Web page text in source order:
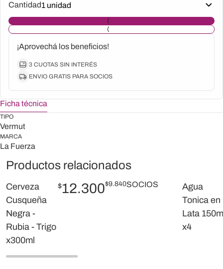
¡Aprovechá los beneficios!
3 CUOTAS SIN INTERÉS
ENVIO GRATIS PARA SOCIOS
Cantidad
Ficha técnica
TIPO
Vermut
MARCA
La Fuerza
Productos relacionados
Cerveza
Cusqueña
Negra -
Rubia - Trigo
x300ml
$12.300$9.840SOCIOS
Agua
Tonica en
Lata
x4